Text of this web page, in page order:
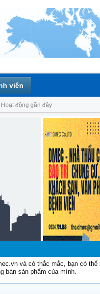
và có thắc mắc, bạn có
bán sản phẩm của mình.
viên
Hoạt động gần đây